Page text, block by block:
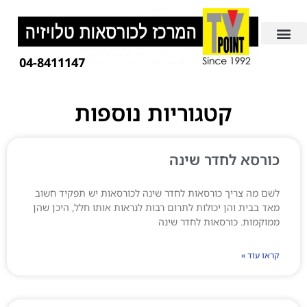
04-8411147
קטגוריות נוספות
כורסא לחדר שינה
לשם מה צריך כורסאות לחדר שינה לכורסאות יש תפקיד חשוב
מאד בבית והן יכולות לתרום רבות לנראות אותו חלל, היכן שהן
ממוקמות. כורסאות לחדר שינה
קראו עוד »